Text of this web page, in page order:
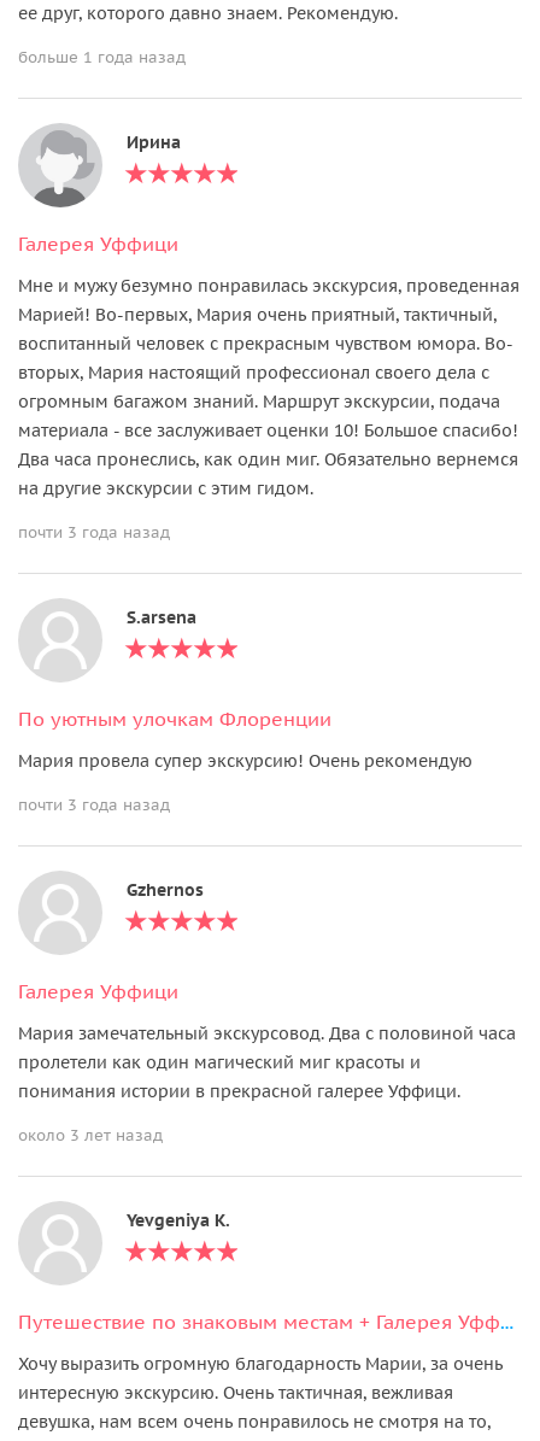
ее друг, которого давно знаем. Рекомендую.
больше 1 года назад
Ирина
Галерея Уффици
Мне и мужу безумно понравилась экскурсия, проведенная
Марией! Во-первых, Мария очень приятный, тактичный,
воспитанный человек с прекрасным чувством юмора. Во-
вторых, Мария настоящий профессионал своего дела с
огромным багажом знаний. Маршрут экскурсии, подача
материала - все заслуживает оценки 10! Большое спасибо!
Два часа пронеслись, как один миг. Обязательно вернемся
на другие экскурсии с этим гидом.
почти 3 года назад
S.arsena
По уютным улочкам Флоренции
Мария провела супер экскурсию! Очень рекомендую
почти 3 года назад
Gzhernos
Галерея Уффици
Мария замечательный экскурсовод. Два с половиной часа
пролетели как один магический миг красоты и
понимания истории в прекрасной галерее Уффици.
около 3 лет назад
Yevgeniya K.
Путешествие по знаковым местам + Галерея Уффици
Хочу выразить огромную благодарность Марии, за очень
интересную экскурсию. Очень тактичная, вежливая
девушка, нам всем очень понравилось не смотря на то,